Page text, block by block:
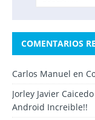
COMENTARIOS
Carlos Manuel en
Jorley Javier
Android Increible!!